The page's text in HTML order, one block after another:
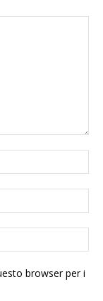
browser per i